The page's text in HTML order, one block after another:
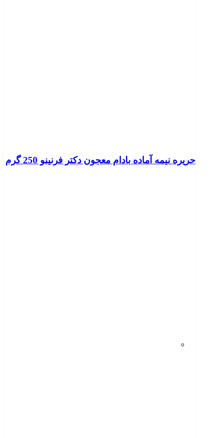
حریره نیمه آماده بادام معجون دکتر فرنینو 250 گرم